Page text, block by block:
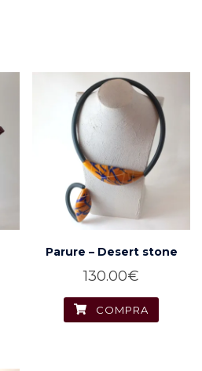
Parure – Desert stone
130.00€
COMPRA